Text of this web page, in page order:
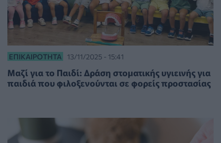
ΕΠΙΚΑΙΡΌΤΗΤΑ 13/11/2025 - 15:41
Μαζί για το Παιδί: Δράση στοματικής υγιεινής για
παιδιά που φιλοξενούνται σε φορείς προστασίας